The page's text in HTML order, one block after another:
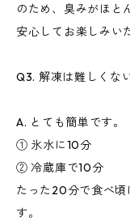
のため、臭みがほと
安心してお楽しみい
Q3. 解凍は難しくな
A. とても簡単です。
① 氷水に10分
② 冷蔵庫で10分
たった20分で食べ
す。